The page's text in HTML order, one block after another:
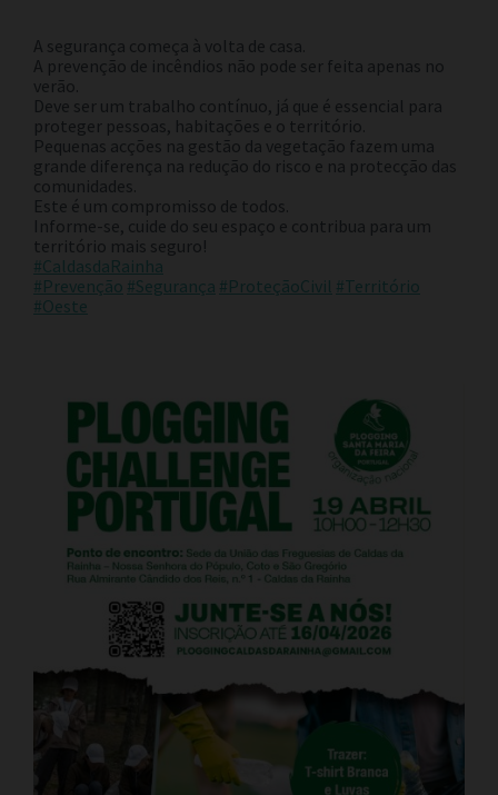
A segurança começa à volta de casa.
A prevenção de incêndios não pode ser feita apenas no
verão.
Deve ser um trabalho contínuo, já que é essencial para
proteger pessoas, habitações e o território.
Pequenas acções na gestão da vegetação fazem uma
grande diferença na redução do risco e na protecção das
comunidades.
Este é um compromisso de todos.
Informe-se, cuide do seu espaço e contribua para um
território mais seguro!
#CaldasdaRainha
#Prevenção #Segurança #ProteçãoCivil #Território
#Oeste